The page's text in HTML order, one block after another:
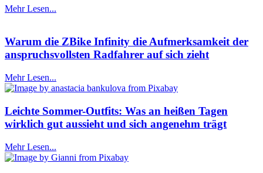
Mehr Lesen...
Warum die ZBike Infinity die Aufmerksamkeit der
anspruchsvollsten Radfahrer auf sich zieht
Mehr Lesen...
Leichte Sommer-Outfits: Was an heißen Tagen
wirklich gut aussieht und sich angenehm trägt
Mehr Lesen...